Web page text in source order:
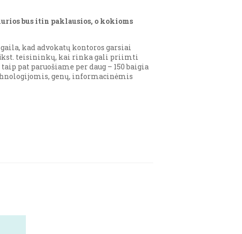
bus itin paklausios, o kokioms
kad advokatų kontoros garsiai
tūkst. teisininkų, kai rinka gali priimti
pat paruošiame per daug – 150 baigia
genų, informacinėmis